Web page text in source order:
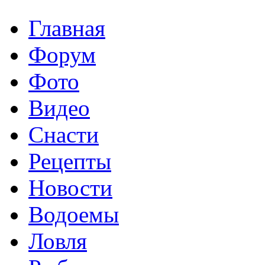
Главная
Форум
Фото
Видео
Снасти
Рецепты
Новости
Водоемы
Ловля